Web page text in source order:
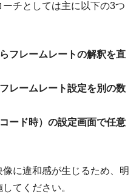
チとしては主に以下の3つ
フレームレートの解釈を直
レームレート設定を別の数
ード時）の設定画面で任意
に違和感が生じるため、明
てください。